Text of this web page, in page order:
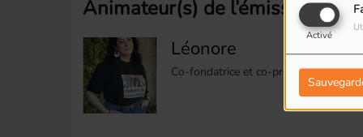
Activé
Animateur(s) de l’émission
Léonore
Co-fondatrice et co-présidente